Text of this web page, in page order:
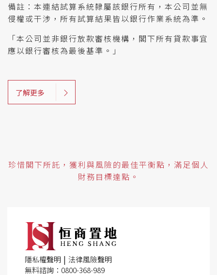
備註：本連結試算系統隸屬該銀行所有，本公司並無
侵權或干涉，所有試算結果皆以銀行作業系統為準。
「本公司並非銀行放款審核機構，閣下所有貸款事宜
應以銀行審核為最後基準。」
了解更多
珍惜閣下所託，獲利與風險的最佳平衡點，滿足個人
財務目標達點。
隱私權聲明 | 法律風險聲明
無料諮詢：0800-368-989